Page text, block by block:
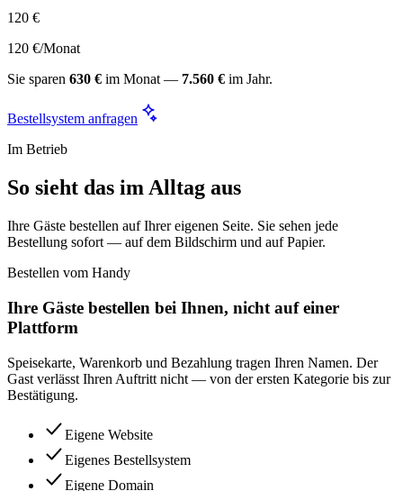
120 €
120 €/Monat
Sie sparen 630 € im Monat — 7.560 € im Jahr.
Bestellsystem anfragen
Im Betrieb
So sieht das im Alltag aus
Ihre Gäste bestellen auf Ihrer eigenen Seite. Sie sehen jede
Bestellung sofort — auf dem Bildschirm und auf Papier.
Bestellen vom Handy
Ihre Gäste bestellen bei Ihnen, nicht auf einer
Plattform
Speisekarte, Warenkorb und Bezahlung tragen Ihren Namen. Der
Gast verlässt Ihren Auftritt nicht — von der ersten Kategorie bis zur
Bestätigung.
Eigene Website
Eigenes Bestellsystem
Eigene Domain